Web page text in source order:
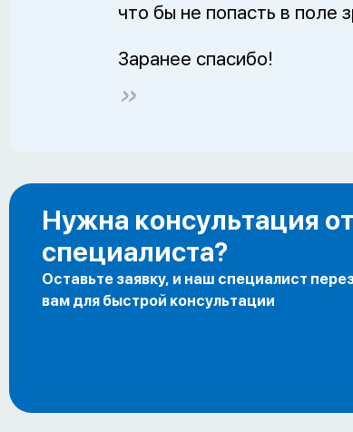
что бы не попасть в поле
Заранее спасибо!
Нужна консультация от
специалиста?
Оставьте заявку, и наш специалист
вам для быстрой консультации